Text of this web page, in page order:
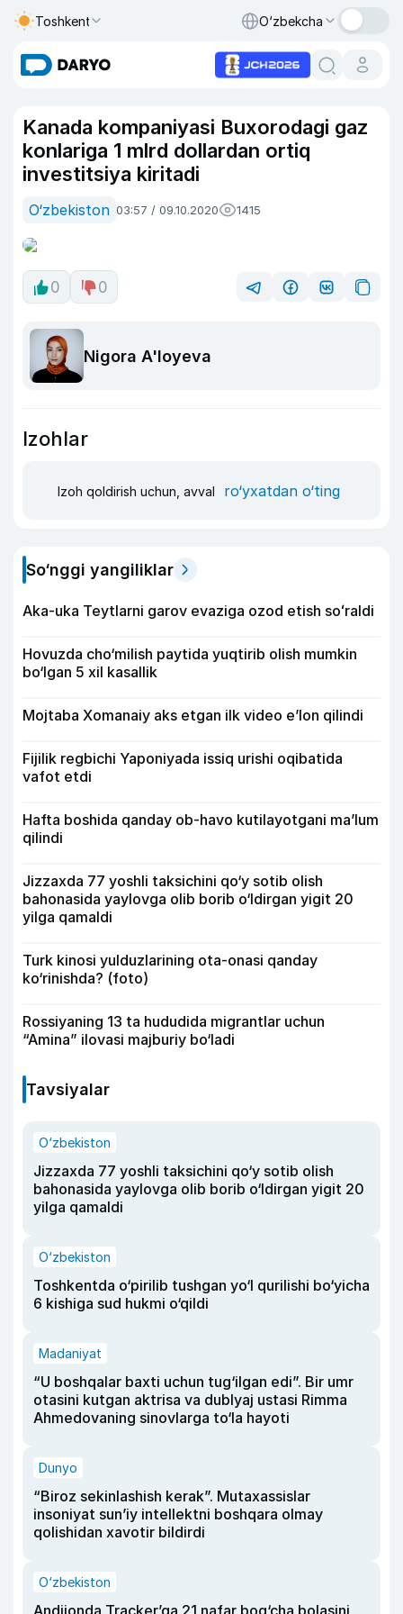
Toshkent O‘zbekcha
Kanada kompaniyasi Buxorodagi gaz
konlariga 1 mlrd dollardan ortiq
investitsiya kiritadi
O‘zbekiston 03:57 / 09.10.2020 1415
0 0
Nigora A'loyeva
Izohlar
Izoh qoldirish uchun, avval ro‘yxatdan o‘ting
So‘nggi yangiliklar
Aka-uka Teytlarni garov evaziga ozod etish soʻraldi
Hovuzda cho‘milish paytida yuqtirib olish mumkin
bo‘lgan 5 xil kasallik
Mojtaba Xomanaiy aks etgan ilk video e’lon qilindi
Fijilik regbichi Yaponiyada issiq urishi oqibatida
vafot etdi
Hafta boshida qanday ob-havo kutilayotgani ma’lum
qilindi
Jizzaxda 77 yoshli taksichini qo‘y sotib olish
bahonasida yaylovga olib borib o‘ldirgan yigit 20
yilga qamaldi
Turk kinosi yulduzlarining ota-onasi qanday
ko‘rinishda? (foto)
Rossiyaning 13 ta hududida migrantlar uchun
“Amina” ilovasi majburiy bo‘ladi
Tavsiyalar
O‘zbekiston
Jizzaxda 77 yoshli taksichini qo‘y sotib olish
bahonasida yaylovga olib borib o‘ldirgan yigit 20
yilga qamaldi
O‘zbekiston
Toshkentda o‘pirilib tushgan yo‘l qurilishi bo‘yicha
6 kishiga sud hukmi o‘qildi
Madaniyat
“U boshqalar baxti uchun tug‘ilgan edi”. Bir umr
otasini kutgan aktrisa va dublyaj ustasi Rimma
Ahmedovaning sinovlarga to‘la hayoti
Dunyo
“Biroz sekinlashish kerak”. Mutaxassislar
insoniyat sun’iy intellektni boshqara olmay
qolishidan xavotir bildirdi
O‘zbekiston
Andijonda Tracker’ga 21 nafar bog‘cha bolasini